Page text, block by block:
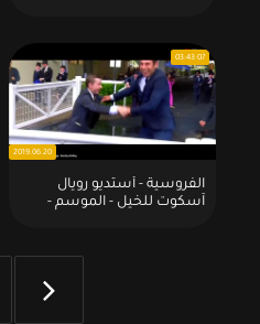
الفروسية - أستديو رويال
آسكوت للخيل - الموسم -
03:43:07
2019.06.20